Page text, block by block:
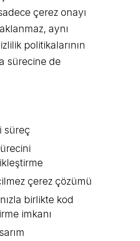
çerez onayı
aynı
politikalarının
sürecine de
süreç
çerez çözümü
birlikte kod
imkanı